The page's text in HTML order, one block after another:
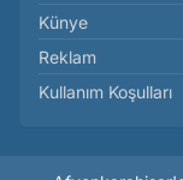
Künye
Reklam
Kullanım Koşulları